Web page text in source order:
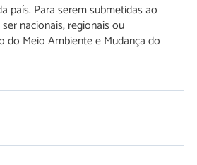
país. Para serem submetidas ao
nacionais, regionais ou
do Meio Ambiente e Mudança do